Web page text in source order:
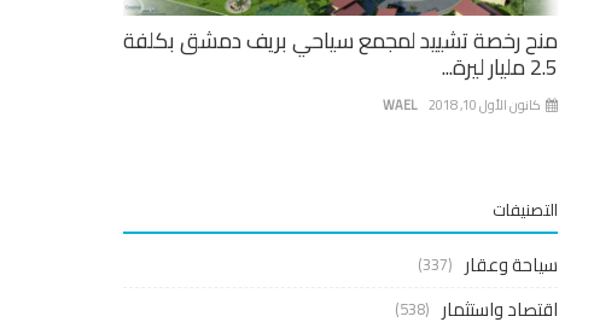
منح رخصة تشييد لمجمع سياحي بريف دمشق بكلفة
2.5 مليار ليرة...
WAEL كانون الأول 10, 2018
التصنيفات
سياحة وعقار (337)
اقتصاد واستثمار (538)